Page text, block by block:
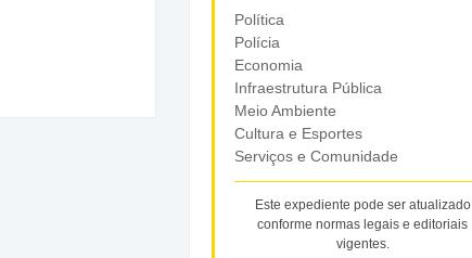
Política
Polícia
Economia
Infraestrutura Pública
Meio Ambiente
Cultura e Esportes
Serviços e Comunidade
Este expediente pode ser atualizado
conforme normas legais e editoriais
vigentes.